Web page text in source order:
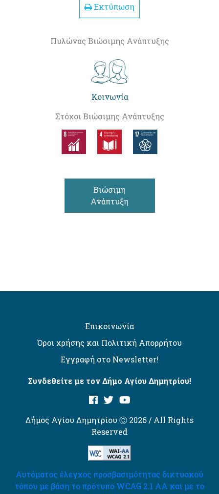
Εκτύπωση
Πυλώνας Βιώσιμης Ανάπτυξης
Κοινωνία
Στόχοι Βιώσιμης Ανάπτυξης
Βιώσιμη
Ανάπτυξη
Επικοινωνία
Όροι χρήσης και Πολιτική Απορρήτου
Εγγραφή στο Newsletter!
Συνδεθείτε με τον Δήμο Αγίου Δημητρίου!
Δήμος Αγίου Δημητρίου Ⓒ 2026 / All Rights
Reserved
Αυτόματος έλεγχος προσβασιμότητας δικτυακού
τόπου με βάση το πρότυπο WCAG 2.1 AA και με το